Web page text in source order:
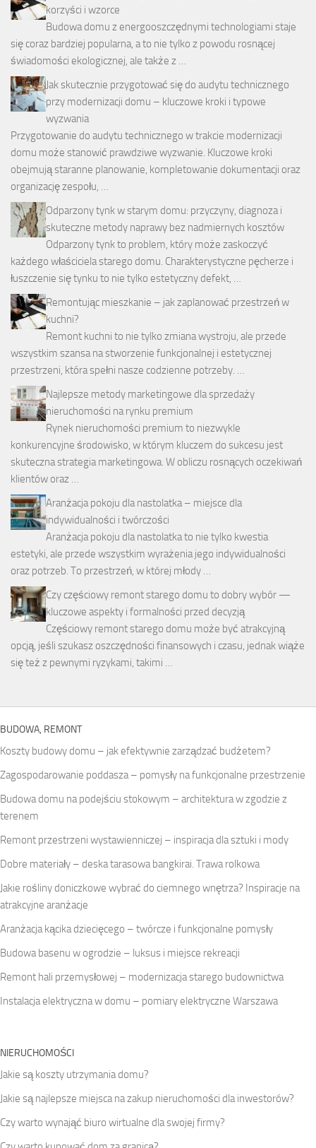
korzyści i wzorce
Budowa domu z energooszczędnymi technologiami staje
się coraz bardziej popularna, a to nie tylko z powodu rosnącej
świadomości ekologicznej, ale także z …
Jak skutecznie przygotować się do audytu technicznego
przy modernizacji domu – kluczowe kroki i typowe
wyzwania
Przygotowanie do audytu technicznego w trakcie modernizacji
domu może stanowić prawdziwe wyzwanie. Kluczowe kroki
obejmują staranne planowanie, kompletowanie dokumentacji oraz
organizację zespołu, …
Odparzony tynk w starym domu: przyczyny, diagnoza i
skuteczne metody naprawy bez nadmiernych kosztów
Odparzony tynk to problem, który może zaskoczyć
każdego właściciela starego domu. Charakterystyczne pęcherze i
łuszczenie się tynku to nie tylko estetyczny defekt, …
Remontując mieszkanie – jak zaplanować przestrzeń w
kuchni?
Remont kuchni to nie tylko zmiana wystroju, ale przede
wszystkim szansa na stworzenie funkcjonalnej i estetycznej
przestrzeni, która spełni nasze codzienne potrzeby. …
Najlepsze metody marketingowe dla sprzedaży
nieruchomości na rynku premium
Rynek nieruchomości premium to niezwykle
konkurencyjne środowisko, w którym kluczem do sukcesu jest
skuteczna strategia marketingowa. W obliczu rosnących oczekiwań
klientów oraz …
Aranżacja pokoju dla nastolatka – miejsce dla
indywidualności i twórczości
Aranżacja pokoju dla nastolatka to nie tylko kwestia
estetyki, ale przede wszystkim wyrażenia jego indywidualności
oraz potrzeb. To przestrzeń, w której młody …
Czy częściowy remont starego domu to dobry wybór —
kluczowe aspekty i formalności przed decyzją
Częściowy remont starego domu może być atrakcyjną
opcją, jeśli szukasz oszczędności finansowych i czasu, jednak wiąże
się też z pewnymi ryzykami, takimi …
BUDOWA, REMONT
Koszty budowy domu – jak efektywnie zarządzać budżetem?
Zagospodarowanie poddasza – pomysły na funkcjonalne przestrzenie
Budowa domu na podejściu stokowym – architektura w zgodzie z
terenem
Remont przestrzeni wystawienniczej – inspiracja dla sztuki i mody
Dobre materiały – deska tarasowa bangkirai. Trawa rolkowa
Jakie rośliny doniczkowe wybrać do ciemnego wnętrza? Inspiracje na
atrakcyjne aranżacje
Aranżacja kącika dziecięcego – twórcze i funkcjonalne pomysły
Budowa basenu w ogrodzie – luksus i miejsce rekreacji
Remont hali przemysłowej – modernizacja starego budownictwa
Instalacja elektryczna w domu – pomiary elektryczne Warszawa
NIERUCHOMOŚCI
Jakie są koszty utrzymania domu?
Jakie są najlepsze miejsca na zakup nieruchomości dla inwestorów?
Czy warto wynająć biuro wirtualne dla swojej firmy?